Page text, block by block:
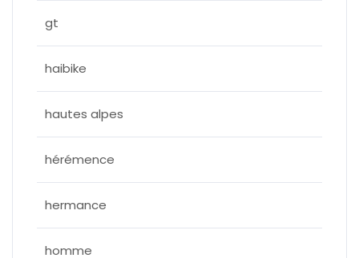
gt
haibike
hautes alpes
hérémence
hermance
homme